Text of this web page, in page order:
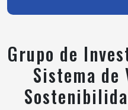
Grupo de
Sistema de